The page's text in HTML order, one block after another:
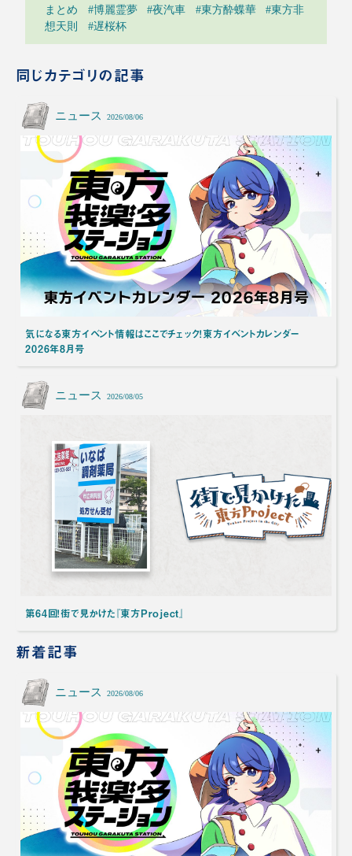
まとめ
#博麗霊夢 #夜汽車 #東方酔蝶華
#東方非
想天則
#遅桜杯
同じカテゴリの記事
ニュース 2026/08/06
気になる東方イベント情報はここでチェック！東方イベントカレンダー
2026年8月号
ニュース 2026/08/05
第64回！街で見かけた『東方Project』
新着記事
ニュース 2026/08/06